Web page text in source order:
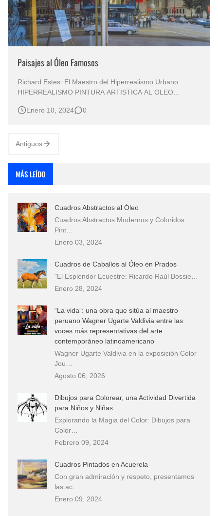
Paisajes al Óleo Famosos
Richard Estes: El Maestro del Hiperrealismo Urbano
HIPERREALISMO PINTURA ARTISTICA AL OLEO
Richard Estes. Ciudades del Mundo NUEVA YORK
Enero 10, 2024 0
Antiguos
MÁS LEÍDO
Cuadros Abstractos al Óleo
Cuadros Abstractos Modernos y Coloridos
Pint…
Enero 03, 2024
Cuadros de Caballos al Óleo en Prados
"El Esplendor Ecuestre: Ricardo Raúl Bossie…
Enero 28, 2024
“La vida”: una obra que sitúa al maestro
peruano Wagner Ugarte Valdivia entre las
voces más representativas del arte
contemporáneo latinoamericano
Wagner Ugarte Valdivia en la exposición Color
Jou…
Agosto 06, 2026
Dibujos para Colorear, una Actividad Divertida
para Niños y Niñas
Explorando la Magia del Color: Dibujos para
Color…
Febrero 09, 2024
Cuadros Pintados en Acuerela
Con gran admiración y respeto, presentamos
las ac…
Enero 09, 2024